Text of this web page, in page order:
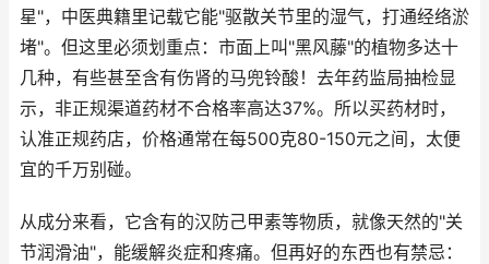
星"，中医典籍里记载它能"驱散关节里的湿气，打通经络淤
堵"。但这里必须划重点：市面上叫"黑风藤"的植物多达十
几种，有些甚至含有伤肾的马兜铃酸！去年药监局抽检显
示，非正规渠道药材不合格率高达37%。所以买药材时，
认准正规药店，价格通常在每500克80-150元之间，太便
宜的千万别碰。
从成分来看，它含有的汉防己甲素等物质，就像天然的"关
节润滑油"，能缓解炎症和疼痛。但再好的东西也有禁忌：